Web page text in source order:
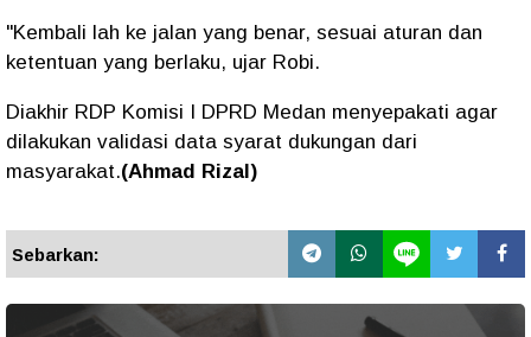
"Kembali lah ke jalan yang benar, sesuai aturan dan
ketentuan yang berlaku, ujar Robi.
Diakhir RDP Komisi I DPRD Medan menyepakati agar
dilakukan validasi data syarat dukungan dari
masyarakat.(Ahmad Rizal)
Sebarkan: